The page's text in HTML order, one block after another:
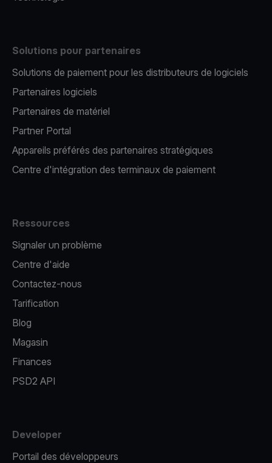
Solutions pour partenaires
Solutions de paiement pour les distributeurs de logiciels
Partenaires logiciels
Partenaires de matériel
Partner Portal
Appareils préférés des partenaires stratégiques
Centre d'intégration des terminaux de paiement
Ressources
Signaler un problème
Centre d'aide
Contactez-nous
Tarification
Blog
Magasin
Finances
PSD2 API
Developer
Portail des développeurs